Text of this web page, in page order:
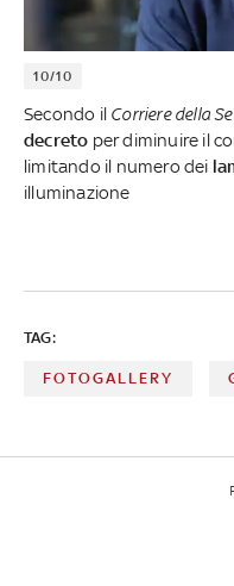
10/10
Secondo il Corriere della
decreto per diminuire il
limitando il numero dei
illuminazione
TAG:
FOTOGALLERY